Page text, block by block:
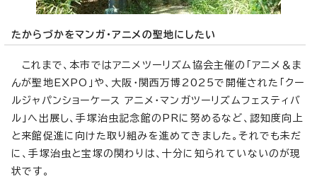
たからづかをマンガ・アニメの聖地にしたい
これまで、本市ではアニメツーリズム協会主催の「アニメ＆ま
んが聖地EXPO」や、大阪・関西万博2025で開催された「クー
ルジャパンショーケース アニメ・マンガツーリズムフェスティバ
ル」へ出展し、手塚治虫記念館のPRに努めるなど、認知度向上
と来館促進に向けた取り組みを進めてきました。それでも未だ
に、手塚治虫と宝塚の関わりは、十分に知られていないのが現
状です。